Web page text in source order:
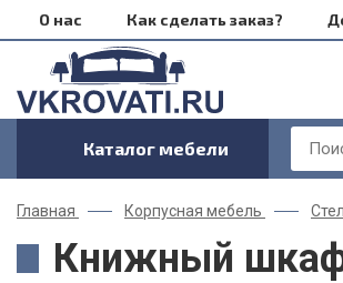
О нас Как сделать заказ?
Каталог мебели
Главная Корпусная мебель
Книжный